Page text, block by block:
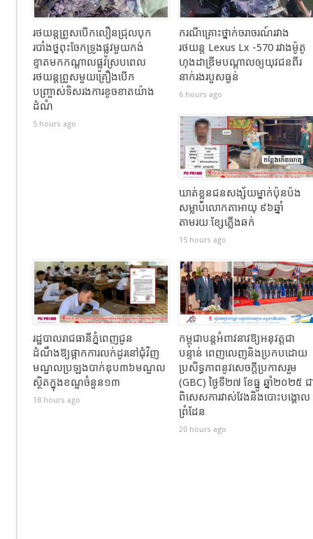
រថយន្តព្រូសបើកលឿនជ្រុលបុក
របាំងថ្នពុះចែកទ្រូងផ្លូវមួយកង់
ខ្ទាតមកកណ្តាលផ្លូវស្របពេល
រថយន្តព្រូសមួយគ្រឿងបើក
បញ្ច្រាស់ទិសរងការខូចខាតយ៉ាង
ដំណំ
5 hours ago
ករណីគ្រោះថ្នាក់ចរាចរណ៍រវាង
រថយន្ត Lexus Lx -570 រវាងម៉ូតូ
ហុងដាឌ្រីមបណ្ដាលឲ្យយុវជនពីរ
នាក់រងរបួសធ្ងន់
6 hours ago
ឃាត់ខ្លួនជនសង្ស័យម្នាក់ប៉ុនប៉ង
សម្លាប់លោកតាអាយុ ៩៦ឆ្នាំ
តាមរយៈខ្សែភ្លើងឆក់
15 hours ago
រដ្ឋបាលរាជធានីភ្នំពេញជូន
ដំណឹងឱ្យផ្អាកការលក់ដូរនៅជុំវិញ
មណ្ឌលប្រឡងបាក់ឌុប៣៦មណ្ឌល
ស្ថិតក្នុងខណ្ឌចំនួន១៣
18 hours ago
កម្ពុជាបន្តអំពាវនាវឱ្យអនុវត្តជា
បន្ទាន់ ពេញលេញនិងប្រកបដោយ
ប្រសិទ្ធភាពនូវសេចក្តីប្រកាសរួម
(GBC) ថ្ងៃទី២៧ ខែធ្នូ ឆ្នាំ២០២៥ ជ
ពិសេសការវាស់វែងនិងបោះបង្គោល
ព្រំដែន
20 hours ago